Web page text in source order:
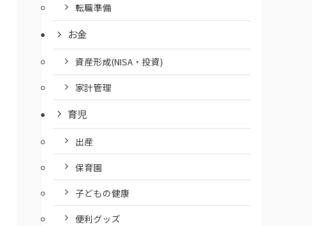
転職準備
お金
資産形成(NISA・投資)
家計管理
育児
出産
保育園
子どもの健康
便利グッズ